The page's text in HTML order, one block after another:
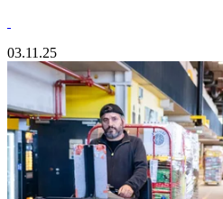
03.11.25